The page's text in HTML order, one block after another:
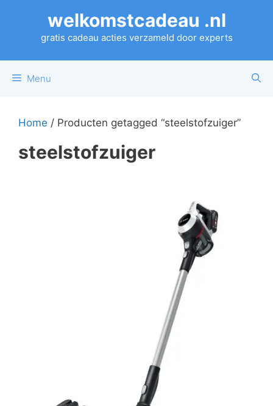
welkomstcadeau .nl
gratis cadeau acties verzameld door experts
Menu
Home / Producten getagged “steelstofzuiger”
steelstofzuiger